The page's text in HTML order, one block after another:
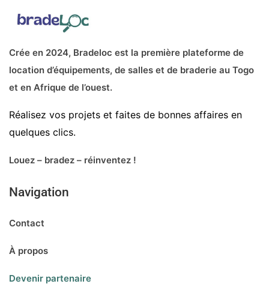
Crée en 2024, Bradeloc est la première plateforme de
location d’équipements, de salles et de braderie au Togo
et en Afrique de l’ouest.
Réalisez vos projets et faites de bonnes affaires en
quelques clics.
Louez – bradez – réinventez !
Navigation
Contact
À propos
Devenir partenaire